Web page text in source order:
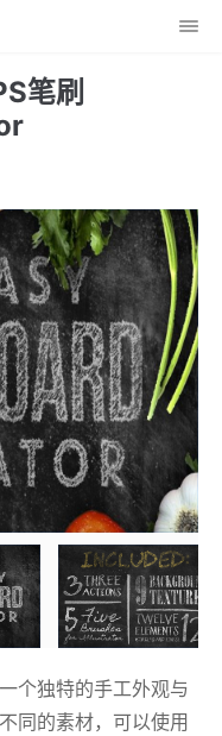
笔刷
个独特的手工外观与
同的素材，可以使用